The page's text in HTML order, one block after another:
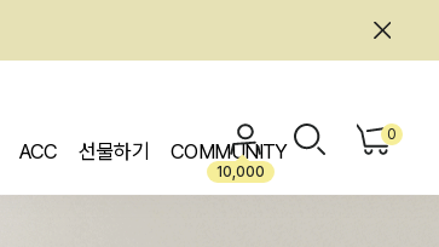
ACC 선물하기 COMMUNITY
10,000
0